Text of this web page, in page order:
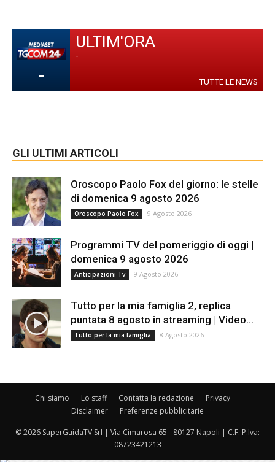
-
ULTIM'ORA
-
TUTTE LE NEWS
GLI ULTIMI ARTICOLI
Oroscopo Paolo Fox del giorno: le stelle
di domenica 9 agosto 2026
Oroscopo Paolo Fox 9 Agosto 2026
Programmi TV del pomeriggio di oggi |
domenica 9 agosto 2026
Anticipazioni Tv 9 Agosto 2026
Tutto per la mia famiglia 2, replica
puntata 8 agosto in streaming | Video...
Tutto per la mia famiglia 8 Agosto 2026
Chi siamo Lo staff Contatta la redazione
Privacy
Disclaimer
Preferenze pubblicitarie
© 2026 SuperGuidaTV Srl | Via Cimarosa 65 - 80127 Napoli | C.F. P.Iva:
08723421213